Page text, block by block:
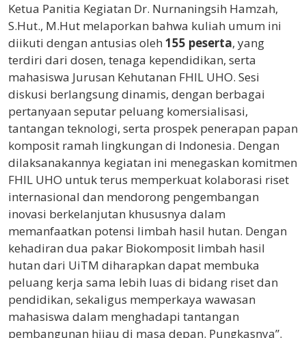
Ketua Panitia Kegiatan Dr. Nurnaningsih Hamzah,
S.Hut., M.Hut melaporkan bahwa kuliah umum ini
diikuti dengan antusias oleh 155 peserta, yang
terdiri dari dosen, tenaga kependidikan, serta
mahasiswa Jurusan Kehutanan FHIL UHO. Sesi
diskusi berlangsung dinamis, dengan berbagai
pertanyaan seputar peluang komersialisasi,
tantangan teknologi, serta prospek penerapan papan
komposit ramah lingkungan di Indonesia. Dengan
dilaksanakannya kegiatan ini menegaskan komitmen
FHIL UHO untuk terus memperkuat kolaborasi riset
internasional dan mendorong pengembangan
inovasi berkelanjutan khususnya dalam
memanfaatkan potensi limbah hasil hutan. Dengan
kehadiran dua pakar Biokomposit limbah hasil
hutan dari UiTM diharapkan dapat membuka
peluang kerja sama lebih luas di bidang riset dan
pendidikan, sekaligus memperkaya wawasan
mahasiswa dalam menghadapi tantangan
pembangunan hijau di masa depan. Pungkasnya”.